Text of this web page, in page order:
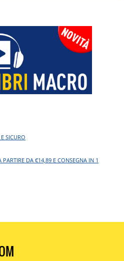
SICURO
PARTIRE DA €14,89 E CONSEGNA IN 1